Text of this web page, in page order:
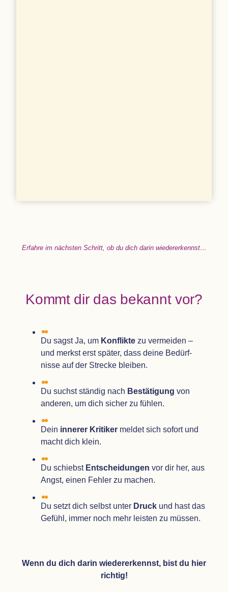
Erfahre im nächs­ten Schritt, ob du dich darin wiedererkennst…
Kommt dir das bekannt vor?
Du sagst Ja, um Kon­flikte zu ver­mei­den –
und merkst erst spä­ter, dass deine Bedürf­
nisse auf der Stre­cke bleiben.
Du suchst stän­dig nach Bestä­ti­gung von
ande­ren, um dich sicher zu fühlen.
Dein inne­rer Kri­ti­ker mel­det sich sofort und
macht dich klein.
Du schiebst Ent­schei­dun­gen vor dir her, aus
Angst, einen Feh­ler zu machen.
Du setzt dich selbst unter Druck und hast das
Gefühl, immer noch mehr leis­ten zu müssen.
Wenn du dich darin wie­der­erkennst, bist du hier
richtig!